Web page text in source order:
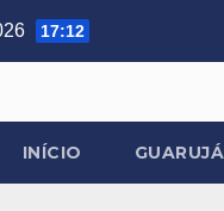
17:12
INÍCIO GUARUJÁ